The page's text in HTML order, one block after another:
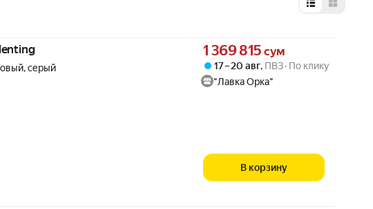
Выбор типа
серый
Цена 1369815 сум вместо
1 369 815 сум
17 – 20 авг, ПВЗ По клику
"Лавка Орка"
В корзину